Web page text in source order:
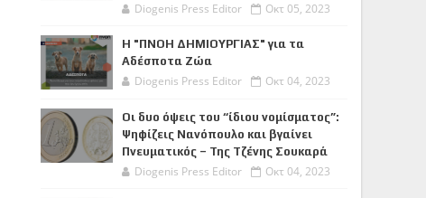
Diogenis Press Editor Οκτ 05, 2023
Η "ΠΝΟΗ ΔΗΜΙΟΥΡΓΙΑΣ" για τα
Αδέσποτα Ζώα
Diogenis Press Editor Οκτ 04, 2023
Οι δυο όψεις του “ίδιου νομίσματος”:
Ψηφίζεις Νανόπουλο και βγαίνει
Πνευματικός – Της Τζένης Σουκαρά
Diogenis Press Editor Οκτ 04, 2023